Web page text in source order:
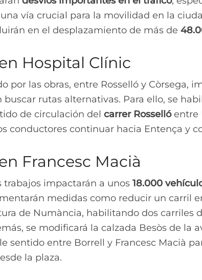
vía crucial para la movilidad en la
en el desplazamiento de más de
Hospital Clínic
por las obras, entre Rosselló y Còrsega,
rutas alternativas. Para ello, se
de circulación del carrer Rossellóentre
conductores continuar hacia Entença y
Francesc Macià
trabajos impactarán a unos 18.000
medidas como reducir un carril
de Numància, habilitando dos carriles
se modificará la calzada Besòs de la
sentido entre Borrell y Francesc Macià
la plaza.